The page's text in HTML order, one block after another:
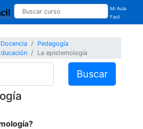
Mi Aula
Facil
Docencia
Pedagogía
La epistemología
Buscar